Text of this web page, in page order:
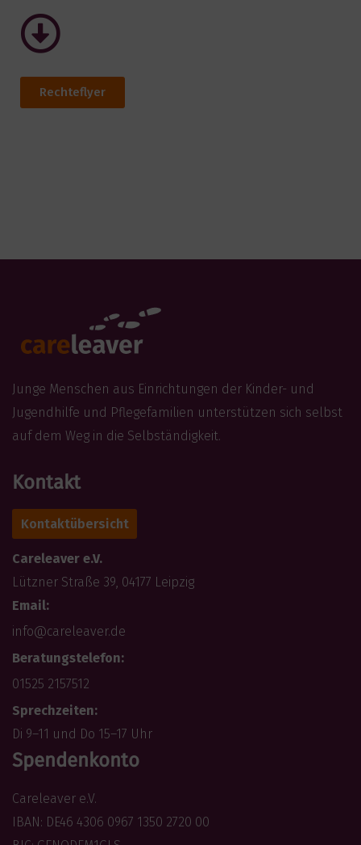
Rechteflyer
Junge Menschen aus Einrichtungen der Kinder- und
Jugendhilfe und Pflegefamilien unterstützen sich selbst
auf dem Weg in die Selbständigkeit.
Kontakt
Kontaktübersicht
Careleaver e.V.
Lützner Straße 39, 04177 Leipzig
Email:
info@careleaver.de
Beratungstelefon:
01525 2157512
Sprechzeiten:
Di 9–11 und Do 15–17 Uhr
Spendenkonto
Careleaver e.V.
IBAN: DE46 4306 0967 1350 2720 00